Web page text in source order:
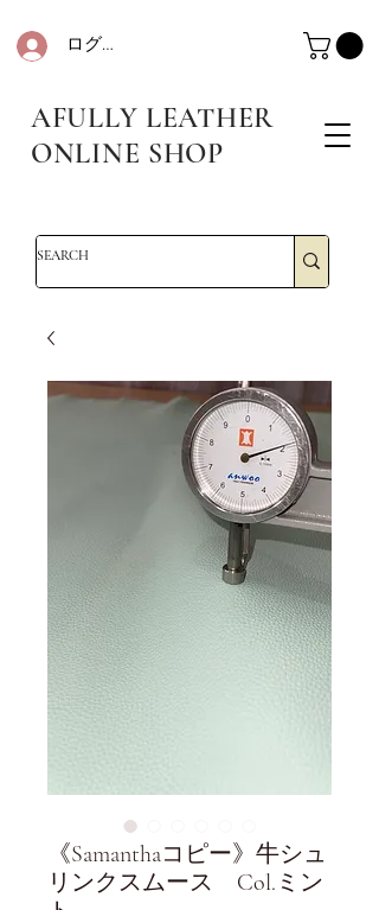
ログイン
AFULLY LEATHER
ONLINE SHOP
《Samanthaコピー》牛シュ
リンクスムース Col.ミン